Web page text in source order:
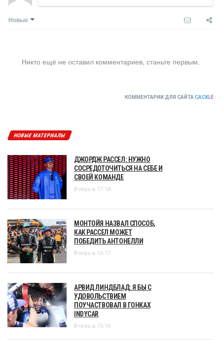
Новые
Никто ещё не оставил комментариев, станьте первым.
КОММЕНТАРИИ ДЛЯ САЙТА CACKLE
НОВЫЕ МАТЕРИАЛЫ
ДЖОРДЖ РАССЕЛ: НУЖНО
СОСРЕДОТОЧИТЬСЯ НА СЕБЕ И
СВОЕЙ КОМАНДЕ
Вчера в 17:18
МОНТОЙЯ НАЗВАЛ СПОСОБ,
КАК РАССЕЛ МОЖЕТ
ПОБЕДИТЬ АНТОНЕЛЛИ
Вчера в 16:17
АРВИД ЛИНДБЛАД: Я БЫ С
УДОВОЛЬСТВИЕМ
ПОУЧАСТВОВАЛ В ГОНКАХ
INDYCAR
Вчера в 15:16